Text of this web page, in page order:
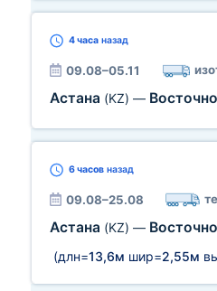
4 часа назад
09.08–05.11
Астана (KZ) —
6 часов назад
09.08–25.08
Астана (KZ) —
(длн=13,6м шир=2,55м